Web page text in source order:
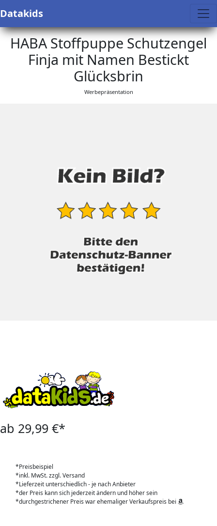
Datakids
HABA Stoffpuppe Schutzengel
Finja mit Namen Bestickt
Glücksbrin
Werbepräsentation
ab 29,99 €*
*Preisbeispiel
*inkl. MwSt. zzgl. Versand
*Lieferzeit unterschiedlich - je nach Anbieter
*der Preis kann sich jederzeit ändern und höher sein
*durchgestrichener Preis war ehemaliger Verkaufspreis bei